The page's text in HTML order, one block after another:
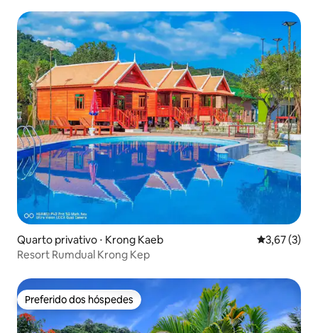
Quarto privativo ⋅ Krong Kaeb 3,67 de
3,67 (3)
Resort Rumdual Krong Kep
Preferido dos hóspedes
Preferido dos hóspedes